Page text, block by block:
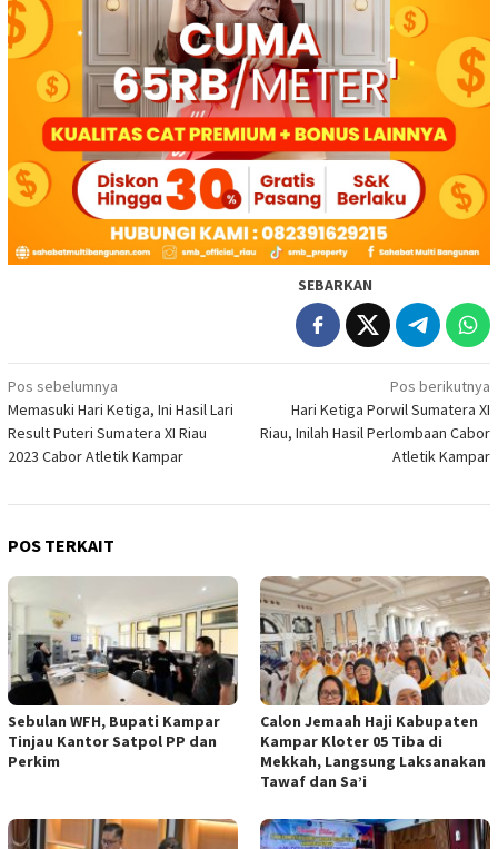
SEBARKAN
Navigasi
pos
Pos sebelumnya
Memasuki Hari Ketiga, Ini Hasil Lari
Result Puteri Sumatera XI Riau
2023 Cabor Atletik Kampar
Pos berikutnya
Hari Ketiga Porwil Sumatera XI
Riau, Inilah Hasil Perlombaan Cabor
Atletik Kampar
POS TERKAIT
Sebulan WFH, Bupati Kampar
Tinjau Kantor Satpol PP dan
Perkim
Calon Jemaah Haji Kabupaten
Kampar Kloter 05 Tiba di
Mekkah, Langsung Laksanakan
Tawaf dan Sa’i